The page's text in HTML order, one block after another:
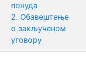
понуда
2. Обавештење
о закљученом
уговору